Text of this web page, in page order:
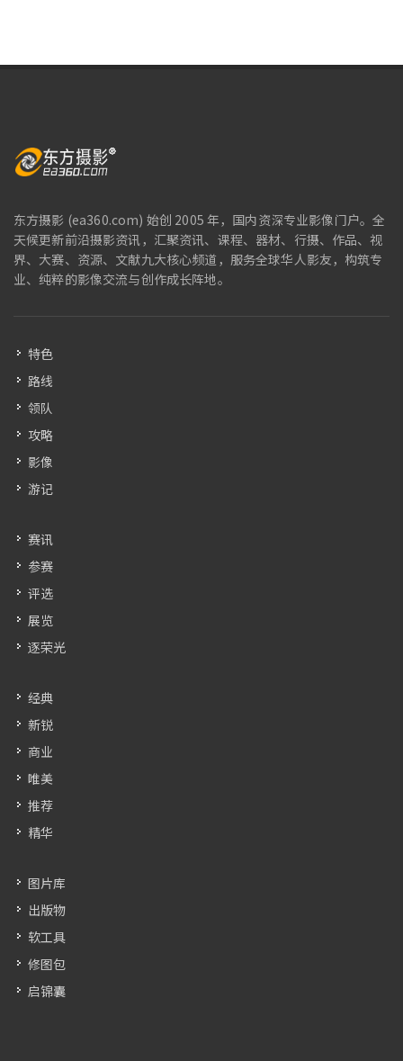
东方摄影 (ea360.com) 始创 2005 年，国内资深专业影像门户。全
天候更新前沿摄影资讯，汇聚资讯、课程、器材、行摄、作品、视
界、大赛、资源、文献九大核心频道，服务全球华人影友，构筑专
业、纯粹的影像交流与创作成长阵地。
特色
路线
领队
攻略
影像
游记
赛讯
参赛
评选
展览
逐荣光
经典
新锐
商业
唯美
推荐
精华
图片库
出版物
软工具
修图包
启锦囊